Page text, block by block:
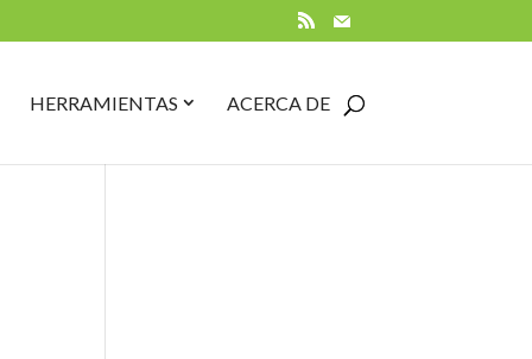
RSS Mail
CLOSE
HERRAMIENTASOPENCLOSE
ACERCA DE